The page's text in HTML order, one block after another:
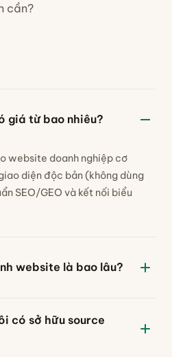
cần?
giá từ bao nhiêu?
website doanh nghiệp cơ
diện độc bản (không dùng
SEO/GEO và kết nối biểu
website là bao lâu?
có sở hữu source